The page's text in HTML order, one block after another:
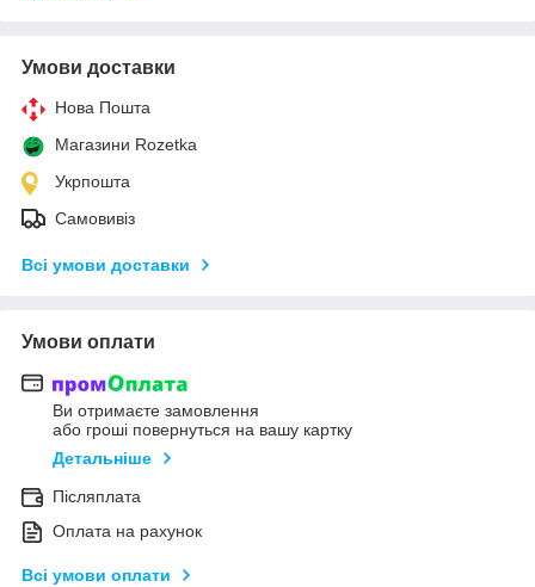
Умови доставки
Нова Пошта
Магазини Rozetka
Укрпошта
Самовивіз
Всі умови доставки
Умови оплати
Ви отримаєте замовлення
або гроші повернуться на вашу картку
Детальніше
Післяплата
Оплата на рахунок
Всі умови оплати